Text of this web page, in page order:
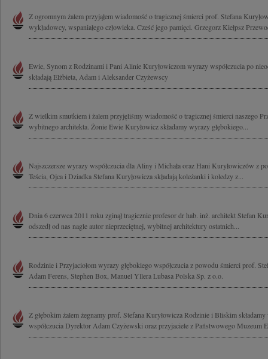
Z ogromnym żalem przyjąłem wiadomość o tragicznej śmierci prof. Stefana
wykładowcy, wspaniałego człowieka. Cześć jego pamięci. Grzegorz Kiełpsz
Ewie, Synom z Rodzinami i Pani Alinie Kuryłowiczom wyrazy współczucia po
składają Elżbieta, Adam i Aleksander Czyżewscy
Z wielkim smutkiem i żalem przyjęliśmy wiadomość o tragicznej śmierci naszego
wybitnego architekta. Żonie Ewie Kuryłowicz składamy wyrazy głębokiego...
Najszczersze wyrazy współczucia dla Aliny i Michała oraz Hani Kuryłowiczów z
Teścia, Ojca i Dziadka Stefana Kuryłowicza składają koleżanki i koledzy z...
Dnia 6 czerwca 2011 roku zginął tragicznie profesor dr hab. inż. architekt Stefan
odszedł od nas nagle autor nieprzeciętnej, wybitnej architektury ostatnich...
Rodzinie i Przyjaciołom wyrazy głębokiego współczucia z powodu śmierci prof.
Adam Ferens, Stephen Box, Manuel Yllera Lubasa Polska Sp. z o.o.
Z głębokim żalem żegnamy prof. Stefana Kuryłowicza Rodzinie i Bliskim składamy
współczucia Dyrektor Adam Czyżewski oraz przyjaciele z Państwowego Muzeum